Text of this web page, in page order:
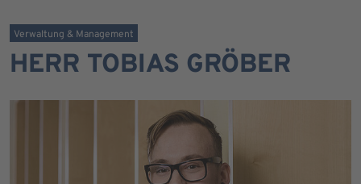
Verwaltung & Management
HERR TOBIAS GRÖBER